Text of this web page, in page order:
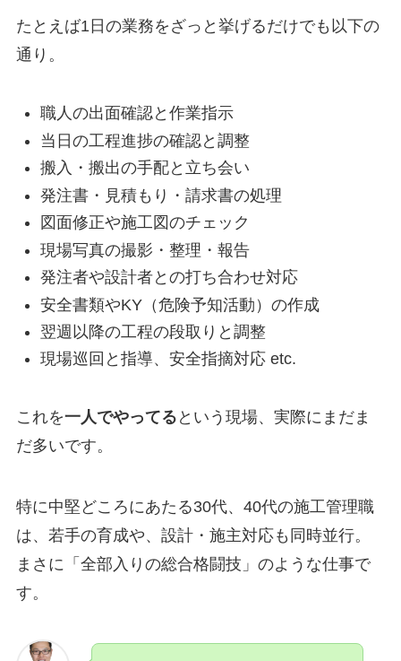
たとえば1日の業務をざっと挙げるだけでも以下の
通り。
職人の出面確認と作業指示
当日の工程進捗の確認と調整
搬入・搬出の手配と立ち会い
発注書・見積もり・請求書の処理
図面修正や施工図のチェック
現場写真の撮影・整理・報告
発注者や設計者との打ち合わせ対応
安全書類やKY（危険予知活動）の作成
翌週以降の工程の段取りと調整
現場巡回と指導、安全指摘対応 etc.
これを一人でやってる という現場、実際にまだま
だ多いです。
特に中堅どころにあたる30代、40代の施工管理職
は、若手の育成や、設計・施主対応も同時並行。
まさに「全部入りの総合格闘技」のような仕事で
す。